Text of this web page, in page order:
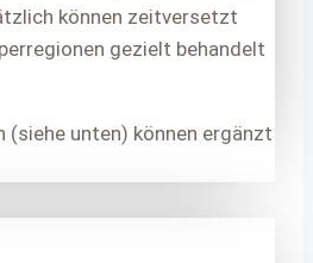
können zeitversetzt
gezielt behandelt
(siehe unten) können ergänzt